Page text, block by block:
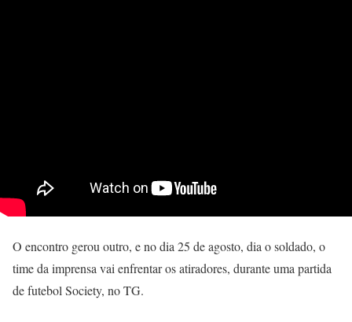
O encontro gerou outro, e no dia 25 de agosto, dia o soldado, o
time da imprensa vai enfrentar os atiradores, durante uma partida
de futebol Society, no TG.